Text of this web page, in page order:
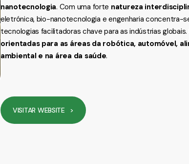
nanotecnologia. Com uma forte natureza
eletrónica, bio-nanotecnologia e engenharia concentra-
tecnologias facilitadoras chave para as indústrias globais.
orientadas para as áreas da robótica, automóvel,
ambiental e na área da saúde.
VISITAR WEBSITE